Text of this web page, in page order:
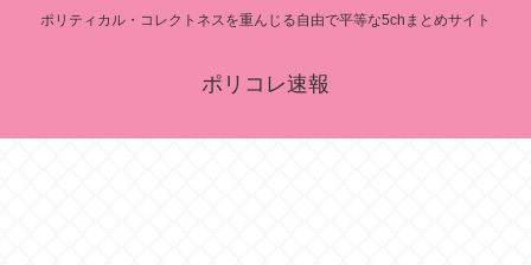
ポリティカル・コレクトネスを重んじる自由で平等な5chまとめサイト
ポリコレ速報